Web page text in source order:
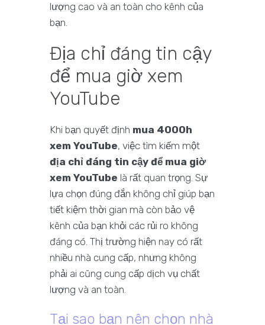
lượng cao và an toàn cho kênh của
bạn.
Địa chỉ đáng tin cậy
để mua giờ xem
YouTube
Khi bạn quyết định mua 4000h
xem YouTube, việc tìm kiếm một
địa chỉ đáng tin cậy để mua giờ
xem YouTube là rất quan trọng. Sự
lựa chọn đúng đắn không chỉ giúp bạn
tiết kiệm thời gian mà còn bảo vệ
kênh của bạn khỏi các rủi ro không
đáng có. Thị trường hiện nay có rất
nhiều nhà cung cấp, nhưng không
phải ai cũng cung cấp dịch vụ chất
lượng và an toàn.
Tại sao bạn nên chọn nhà